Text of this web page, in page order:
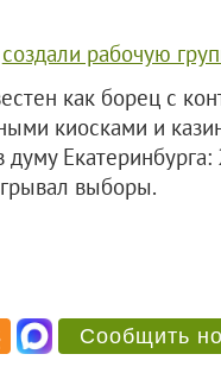
создали рабочую
как борец с
киосками и
выборы.
Сообщить